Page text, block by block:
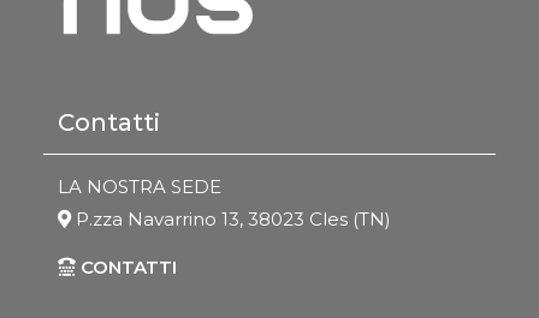
Contatti
LA NOSTRA SEDE
P.zza Navarrino 13, 38023 Cles (TN)
CONTATTI